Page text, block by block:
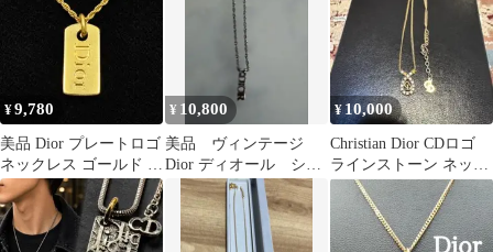
¥9,780
美品 Dior プレートロゴ
ネックレス ゴールド ヴ
ィンテージ
¥ 10,800
美品 ヴィンテージ
Dior ディオール シル
バー ネックレス ロ
¥10,000
Christian Dior CDロゴ
ラインストーン ネック
レス